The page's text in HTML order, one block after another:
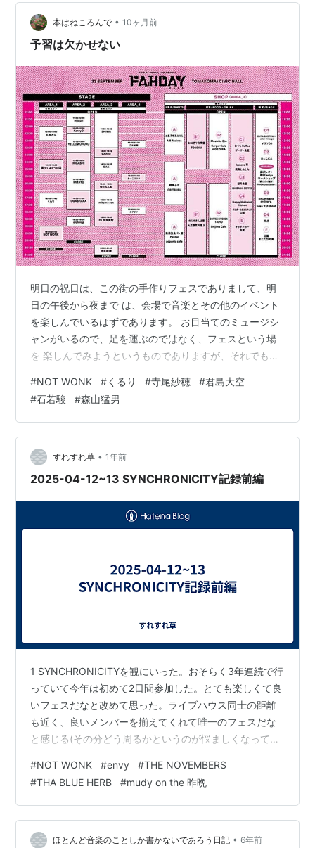
本はねころんで • 10ヶ月前
予習は欠かせない
明日の祝日は、この街の手作りフェスでありまして、明
日の午後から夜まで は、会場で音楽とその他のイベント
を楽しんでいるはずであります。 お目当てのミュージシ
ャンがいるので、足を運ぶのではなく、フェスという場
を 楽しんでみようというものでありますが、それでもす
とで、夕方から予習ということyou-tubeで動画を視聴 し
ています。 この手作りフェスは昨年が一回目で、これに
はEGO-WRAPPINの出演が最後 の最後で決まって、それ
であわててチケット確保に走ったのですが、今年は出演
者 が誰であっても、チケットを買うぞということで、6
月6日に先行のチケ…
#NOT WONK #くるり #寺尾紗穂 #君島大空
#石若駿 #森山猛男
すれすれ草 • 1年前
2025-04-12~13 SYNCHRONICITY記録前編
1 SYNCHRONICITYを観にいった。おそらく3年連続で行
っていて今年は初めて2日間参加した。とても楽しくて良
いフェスだなと改めて思った。ライブハウス同士の距離
も近く、良いメンバーを揃えてくれて唯一のフェスだな
と感じる(その分どう周るかというのが悩ましくなってし
るんだとわくわくしていたら、ゆっくり出てきてチュー
ニングをして水を一飲みする、その時間はみんな静かに
みていて貫禄がすごいな……とドキドキしてしまった。い
きなりDown the Valleyから始まり凄まじい演奏に泣きそ
うになってしまった。久しぶりにライブ自体に来ていき
#NOT WONK #envy #THE NOVEMBERS
#THA BLUE HERB #mudy on the 昨晩
ほとんど音楽のことしか書かないであろう日記 • 6年前